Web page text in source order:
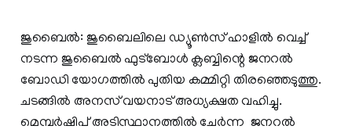
ജുബൈൽ: ജുബൈലിലെ ഡ്യൂൺസ് ഹാളിൽ വെച്ച്
നടന്ന ജുബൈൽ ഫുട്ബോൾ ക്ലബ്ബിന്റെ ജനറൽ
ബോഡി യോഗത്തിൽ പുതിയ കമ്മിറ്റി തിരഞ്ഞെടുത്തു.
ചടങ്ങിൽ അനസ് വയനാട് അധ്യക്ഷത വഹിച്ചു.
മെമ്പർഷിപ് അടിസ്ഥാനത്തിൽ ചേർന്ന ജനറൽ